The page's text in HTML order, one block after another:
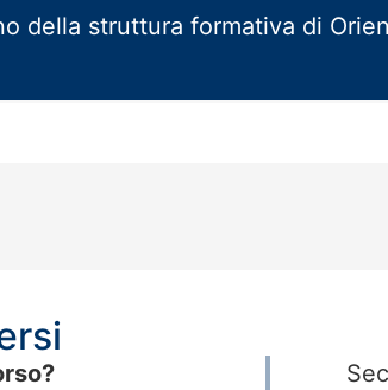
della struttura formativa di